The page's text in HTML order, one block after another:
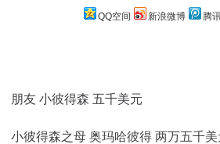
QQ空间 新浪微博 腾
朋友 小彼得森 五千美元
小彼得森之母 奥玛哈彼得 两万五千美